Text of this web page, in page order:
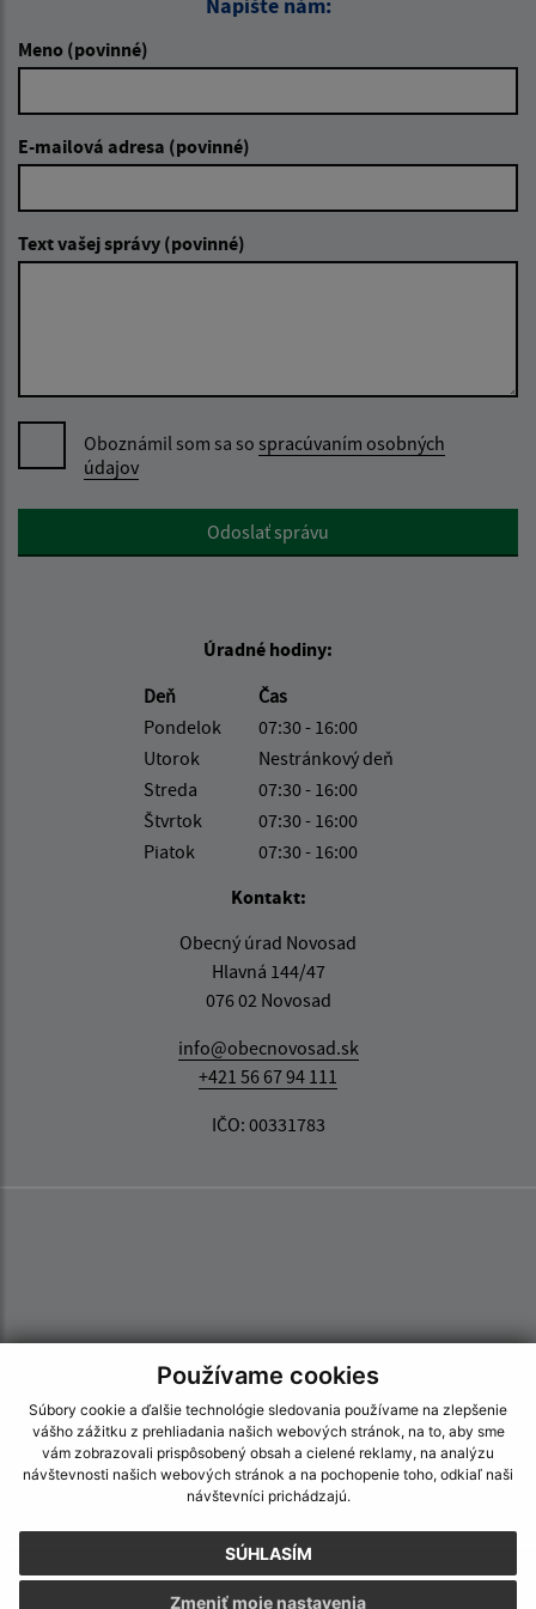
Používame cookies
Súbory cookie a ďalšie technológie sledovania používame na zlepšenie
vášho zážitku z prehliadania našich webových stránok, na to, aby sme
vám zobrazovali prispôsobený obsah a cielené reklamy, na analýzu
návštevnosti našich webových stránok a na pochopenie toho, odkiaľ naši
návštevníci prichádzajú.
SÚHLASÍM
Zmeniť moje nastavenia
Meno (povinné)
E-mailová adresa (povinné)
Text vašej správy (povinné)
Oboznámil som sa so spracúvaním osobných
údajov
Google reCaptcha ResponseOdoslať správu
Úradné hodiny:
Deň
Čas
Pondelok
07:30 - 16:00
Utorok
Nestránkový deň
Streda
07:30 - 16:00
Štvrtok
07:30 - 16:00
Piatok
07:30 - 16:00
Kontakt:
Obecný úrad Novosad
Hlavná 144/47
076 02 Novosad
info@obecnovosad.sk
+421 56 67 94 111
IČO: 00331783
Informácie o stránke: